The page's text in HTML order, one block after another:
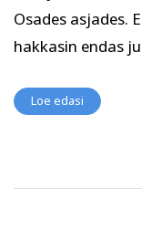
Facebook
Osades asjades.
hakkasin endas
Loe edasi